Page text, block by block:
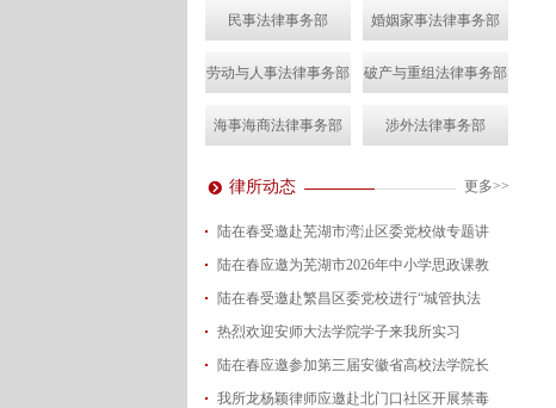
民事法律事务部 婚姻家事法律事务部
劳动与人事法律事务部 破产与重组法律事务部
海事海商法律事务部 涉外法律事务部
律所动态 更多>>
陆在春受邀赴芜湖市湾沚区委党校做专题讲
2026-08-04
陆在春应邀为芜湖市2026年中小学思政课教
2026-07-24
陆在春受邀赴繁昌区委党校进行“城管执法
2026-07-15
热烈欢迎安师大法学院学子来我所实习
2026-07-01
陆在春应邀参加第三届安徽省高校法学院长
2026-06-29
我所龙杨颖律师应邀赴北门口社区开展禁毒